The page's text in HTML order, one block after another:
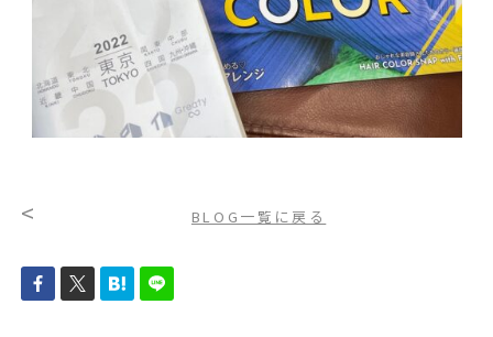
< BLOG一覧に戻る